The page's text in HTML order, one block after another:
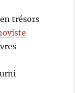
trésors